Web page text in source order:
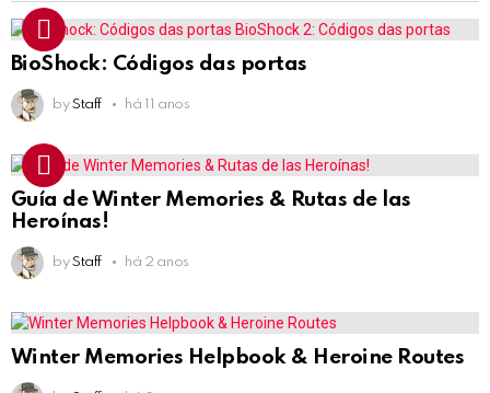
BioShock: Códigos das portas
by Staff há 11 anos
Guía de Winter Memories & Rutas de las
Heroínas!
by Staff há 2 anos
Winter Memories Helpbook & Heroine Routes